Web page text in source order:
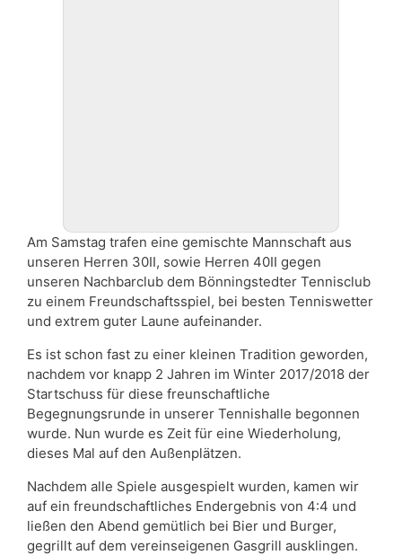
Am Samstag trafen eine gemischte Mannschaft aus
unseren Herren 30II, sowie Herren 40II gegen
unseren Nachbarclub dem Bönningstedter Tennisclub
zu einem Freundschaftsspiel, bei besten Tenniswetter
und extrem guter Laune aufeinander.
Es ist schon fast zu einer kleinen Tradition geworden,
nachdem vor knapp 2 Jahren im Winter 2017/2018 der
Startschuss für diese freunschaftliche
Begegnungsrunde in unserer Tennishalle begonnen
wurde. Nun wurde es Zeit für eine Wiederholung,
dieses Mal auf den Außenplätzen.
Nachdem alle Spiele ausgespielt wurden, kamen wir
auf ein freundschaftliches Endergebnis von 4:4 und
ließen den Abend gemütlich bei Bier und Burger,
gegrillt auf dem vereinseigenen Gasgrill ausklingen.